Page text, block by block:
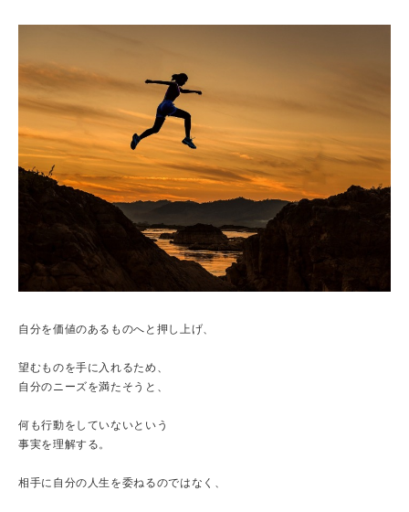
自分を価値のあるものへと押し上げ、
望むものを手に入れるため、
自分のニーズを満たそうと、
何も行動をしていないという
事実を理解する。
相手に自分の人生を委ねるのではなく、